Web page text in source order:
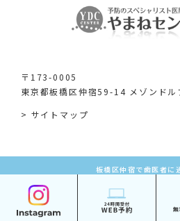
〒173-0005
東京都板橋区仲宿59-14 メゾンドル
> サイトマップ
板橋区仲宿で歯医者に